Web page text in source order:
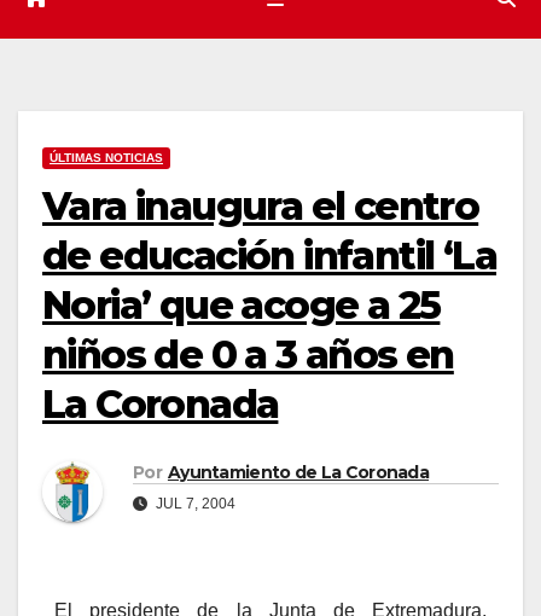
ÚLTIMAS NOTICIAS
Vara inaugura el centro
de educación infantil ‘La
Noria’ que acoge a 25
niños de 0 a 3 años en
La Coronada
Por Ayuntamiento de La Coronada
JUL 7, 2004
El presidente de la Junta de Extremadura,